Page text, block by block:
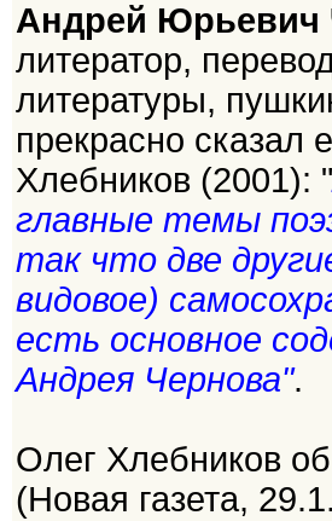
Андрей Юрьевич
литератор,
литературы,
прекрасно сказал
Хлебников (2001): "
главные темы
так что две
видовое)
есть основное
Андрея Чернова".
Олег Хлебников
(Новая газета,